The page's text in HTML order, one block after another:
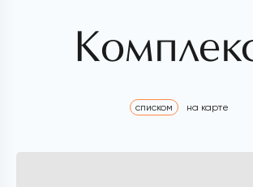
списком на карте